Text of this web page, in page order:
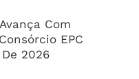
Com
EPC
2026